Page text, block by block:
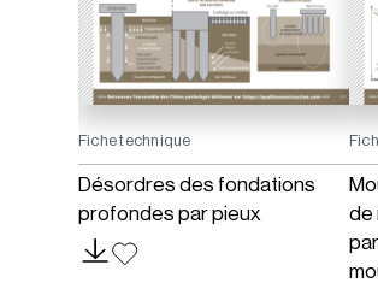
Fiche technique
Désordres des fondations
profondes par pieux
de